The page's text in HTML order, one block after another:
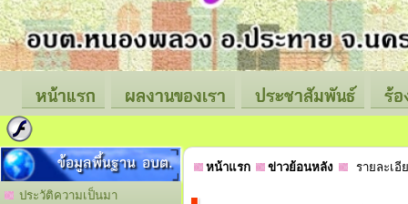
หน้าแรก ผลงานของเรา ประชาสัมพันธ์ ร้
ข้อมูลพื้นฐาน อบต.
ประวัติความเป็นมา
หน้าแรก ข่าวย้อนหลัง รายละเ